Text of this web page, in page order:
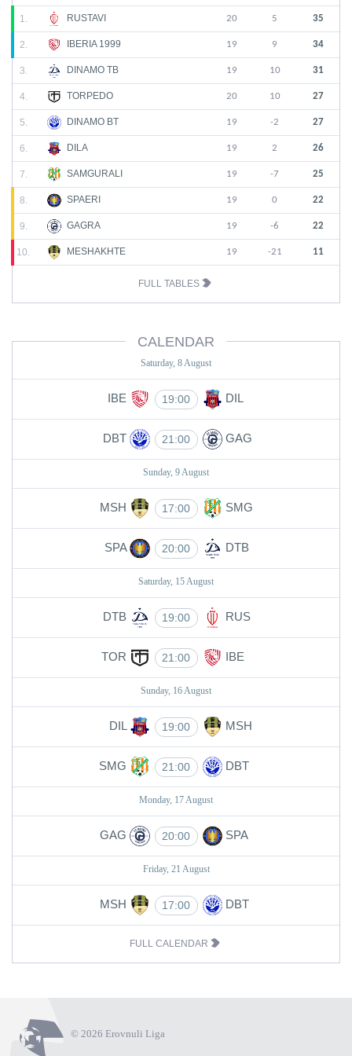
1. RUSTAVI 20 5 35
2. IBERIA 1999 19 9 34
3. DINAMO TB 19 10 31
4. TORPEDO 20 10 27
5. DINAMO BT 19 -2 27
6. DILA 19 2 26
7. SAMGURALI 19 -7 25
8. SPAERI 19 0 22
9. GAGRA 19 -6 22
10. MESHAKHTE 19 -21 11
FULL TABLES
CALENDAR
Saturday, 8 August
IBE 19:00 DIL
DBT 21:00 GAG
Sunday, 9 August
MSH 17:00 SMG
SPA 20:00 DTB
Saturday, 15 August
DTB 19:00 RUS
TOR 21:00 IBE
Sunday, 16 August
DIL 19:00 MSH
SMG 21:00 DBT
Monday, 17 August
GAG 20:00 SPA
Friday, 21 August
MSH 17:00 DBT
FULL CALENDAR
© 2026 Erovnuli Liga